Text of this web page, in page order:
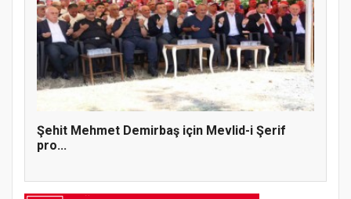
Şehit Mehmet Demirbaş için Mevlid-i Şerif
pro...